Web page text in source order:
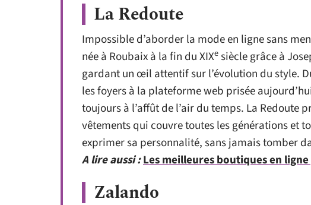
La Redoute
Impossible d’aborder la mode en ligne sans
née à Roubaix à la fin du XIXesiècle grâce à
gardant un œil attentif sur l’évolution du style.
les foyers à la plateforme web prisée
toujours à l’affût de l’air du temps. La Redoute
vêtements qui couvre toutes les générations et
exprimer sa personnalité, sans jamais tomber
A lire aussi :Les meilleures boutiques en
Zalando